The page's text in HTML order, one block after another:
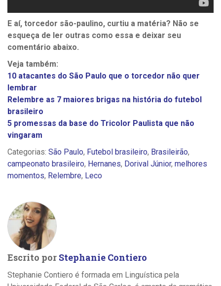
E aí, torcedor são-paulino, curtiu a matéria? Não se
esqueça de ler outras como essa e deixar seu
comentário abaixo.
Veja também:
10 atacantes do São Paulo que o torcedor não quer
lembrar
Relembre as 7 maiores brigas na história do futebol
brasileiro
5 promessas da base do Tricolor Paulista que não
vingaram
Categorias: São Paulo, Futebol brasileiro, Brasileirão,
campeonato brasileiro, Hernanes, Dorival Júnior, melhores
momentos, Relembre, Leco
Escrito por Stephanie Contiero
Stephanie Contiero é formada em Linguística pela